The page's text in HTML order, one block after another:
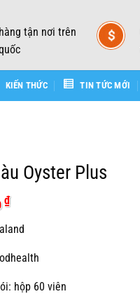
tận nơi trên
KIẾN THỨC TIN TỨC MỚI
Oyster Plus
₫.
₫Giá
hiện
là:
hộp 60 viên